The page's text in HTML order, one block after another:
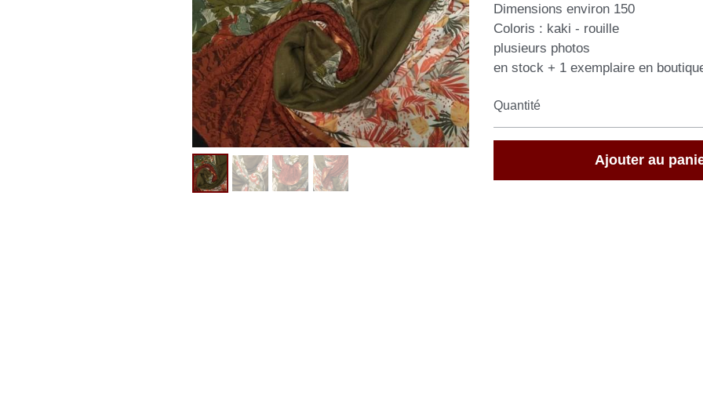
Dimensions environ 150
Coloris : kaki - rouille
plusieurs photos
en stock + 1 exemplaire en
Quantité
Ajouter au